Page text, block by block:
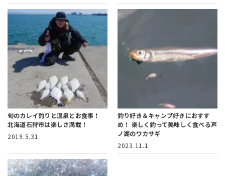
旬のカレイ釣りと温泉とお食事！
北海道石狩市は楽しさ満載！
2019.5.31
釣り好き＆キャンプ好きにおすす
め！ 楽しく釣って美味しく食べる芦
ノ湖のワカサギ
2023.11.1